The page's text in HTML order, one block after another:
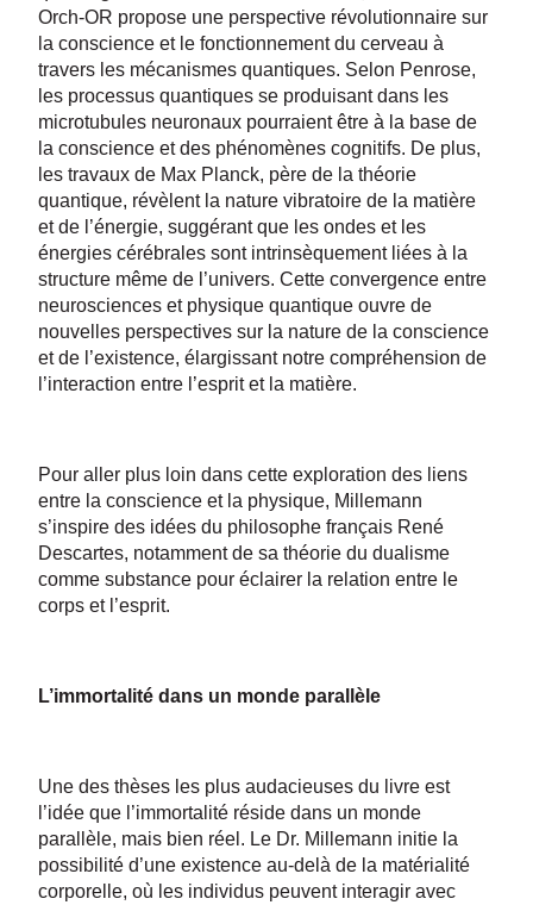
Orch-OR propose une perspective révolutionnaire sur
la conscience et le fonctionnement du cerveau à
travers les mécanismes quantiques. Selon Penrose,
les processus quantiques se produisant dans les
microtubules neuronaux pourraient être à la base de
la conscience et des phénomènes cognitifs. De plus,
les travaux de Max Planck, père de la théorie
quantique, révèlent la nature vibratoire de la matière
et de l’énergie, suggérant que les ondes et les
énergies cérébrales sont intrinsèquement liées à la
structure même de l’univers. Cette convergence entre
neurosciences et physique quantique ouvre de
nouvelles perspectives sur la nature de la conscience
et de l’existence, élargissant notre compréhension de
l’interaction entre l’esprit et la matière.
Pour aller plus loin dans cette exploration des liens
entre la conscience et la physique, Millemann
s’inspire des idées du philosophe français René
Descartes, notamment de sa théorie du dualisme
comme substance pour éclairer la relation entre le
corps et l’esprit.
L’immortalité dans un monde parallèle
Une des thèses les plus audacieuses du livre est
l’idée que l’immortalité réside dans un monde
parallèle, mais bien réel. Le Dr. Millemann initie la
possibilité d’une existence au-delà de la matérialité
corporelle, où les individus peuvent interagir avec